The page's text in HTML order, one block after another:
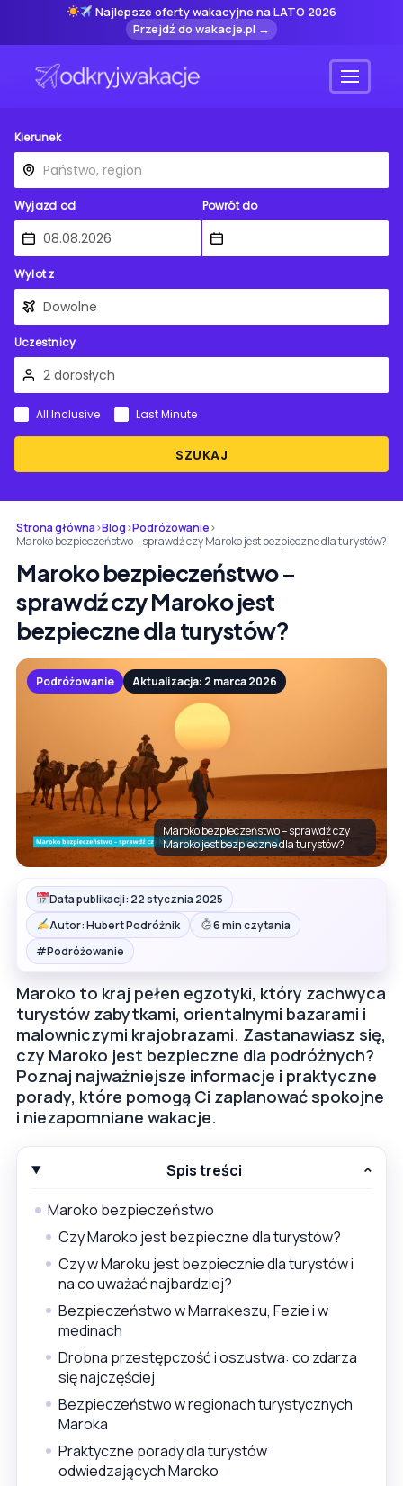
Najlepsze oferty wakacyjne na LATO 2026
Przejdź do wakacje.pl →
Menu
Kierunek
Wyjazd od Powrót do
Wylot z
Uczestnicy
SZUKAJ
All Inclusive Last Minute
Strona główna›Blog›Podróżowanie›
Maroko bezpieczeństwo – sprawdź czy Maroko jest bezpieczne dla turystów?
Maroko bezpieczeństwo –
sprawdź czy Maroko jest
bezpieczne dla turystów?
Podróżowanie Aktualizacja: 2 marca 2026
Maroko bezpieczeństwo – sprawdź czy
Maroko jest bezpieczne dla turystów?
Data publikacji: 22 stycznia 2025
Autor: Hubert Podróżnik
6 min czytania
#Podróżowanie
Maroko to kraj pełen egzotyki, który zachwyca
turystów zabytkami, orientalnymi bazarami i
malowniczymi krajobrazami. Zastanawiasz się,
czy Maroko jest bezpieczne dla podróżnych?
Poznaj najważniejsze informacje i praktyczne
porady, które pomogą Ci zaplanować spokojne
i niezapomniane wakacje.
Spis treści
Maroko bezpieczeństwo
Czy Maroko jest bezpieczne dla turystów?
Czy w Maroku jest bezpiecznie dla turystów i
na co uważać najbardziej?
Bezpieczeństwo w Marrakeszu, Fezie i w
medinach
Drobna przestępczość i oszustwa: co zdarza
się najczęściej
Bezpieczeństwo w regionach turystycznych
Maroka
Praktyczne porady dla turystów
odwiedzających Maroko